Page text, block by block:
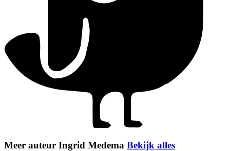
Meer auteur Ingrid Medema Bekijk alles